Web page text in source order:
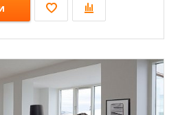
Розміри: 500-1200х120х15; 120х15х500-1500; 90х15х400-1000; 400-1200х120х15;